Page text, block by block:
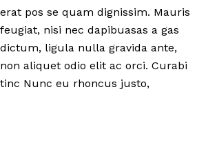
erat pos se quam dignissim. Mauris
feugiat, nisi nec dapibuasas a gas
dictum, ligula nulla gravida ante,
non aliquet odio elit ac orci. Curabi
tinc Nunc eu rhoncus justo,